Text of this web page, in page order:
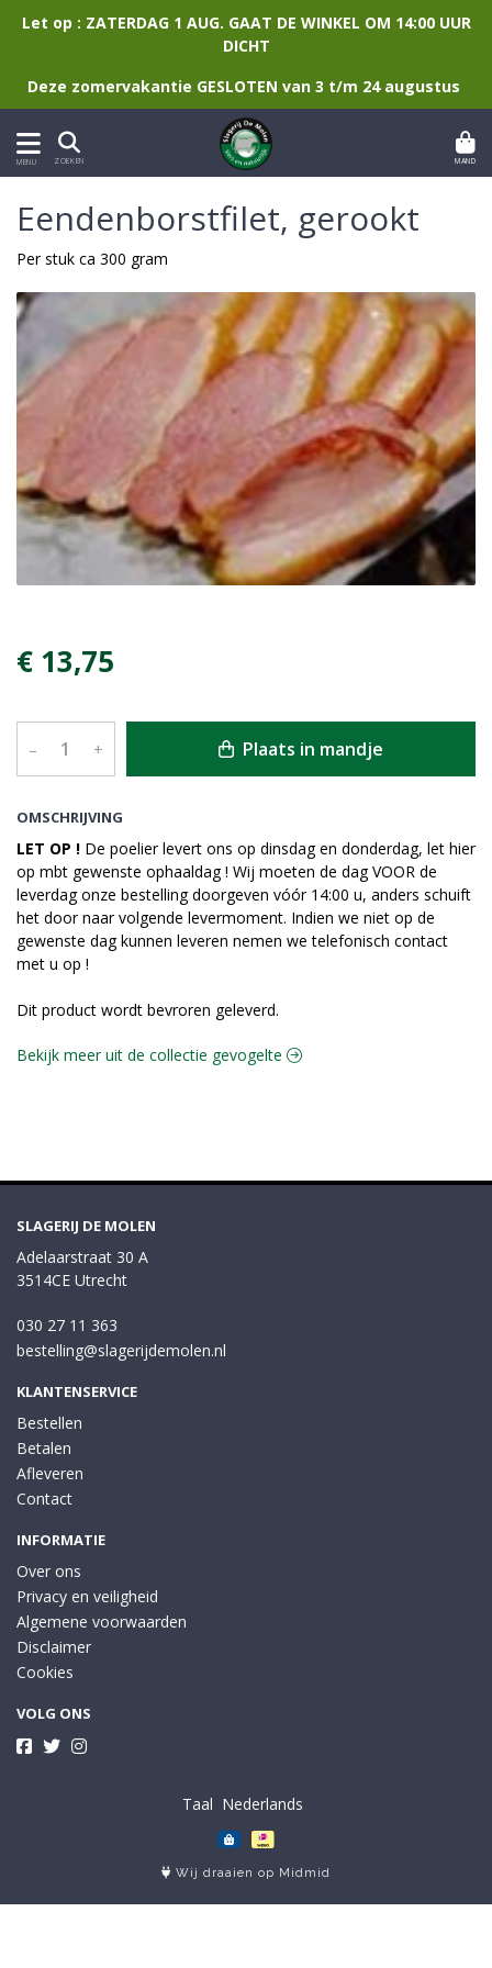
Let op : ZATERDAG 1 AUG. GAAT DE WINKEL OM 14:00 UUR
DICHT
Deze zomervakantie GESLOTEN van 3 t/m 24 augustus
MENU ZOEKEN MAND
OMSCHRIJVING
LET OP ! De poelier levert ons op dinsdag en donderdag, let hier
op mbt gewenste ophaaldag ! Wij moeten de dag VOOR de
leverdag onze bestelling doorgeven vóór 14:00 u, anders schuift
het door naar volgende levermoment. Indien we niet op de
gewenste dag kunnen leveren nemen we telefonisch contact
met u op !
Dit product wordt bevroren geleverd.
Eendenborstfilet, gerookt
Per stuk ca 300 gram
€ 13,75
– + Plaats in mandje
Bekijk meer uit de collectie gevogelte
SLAGERIJ DE MOLEN
Adelaarstraat 30 A
3514CE Utrecht
030 27 11 363
bestelling@slagerijdemolen.nl
KLANTENSERVICE
Bestellen
Betalen
Afleveren
Contact
INFORMATIE
Over ons
Privacy en veiligheid
Algemene voorwaarden
Disclaimer
Cookies
VOLG ONS
Taal
Wij draaien op Midmid